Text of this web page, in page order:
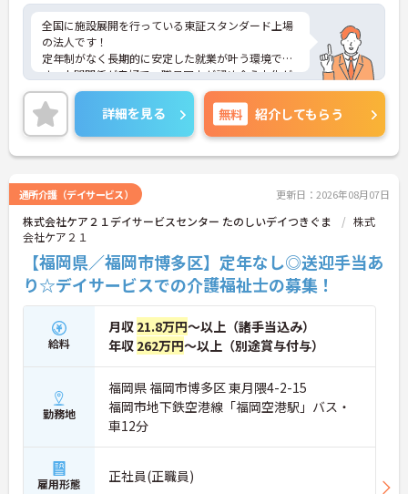
全国に施設展開を行っている東証スタンダード上場
の法人です！
定年制がなく長期的に安定した就業が叶う環境で
す。人間関係が良好で、職員同士が認め合う文化が
根付いています。
ご興味のある方には、面接対策ポイントなど、さら
に詳細をご案内しますのでお気軽にご相談くださ
い！
詳細を見る 無料 紹介してもらう
通所介護（デイサービス） 更新日：2026年08月07日
株式会社ケア２１デイサービスセンター たのしいデイつきぐま
株式
会社ケア２１
【福岡県／福岡市博多区】定年なし◎送迎手当あ
り☆デイサービスでの介護福祉士の募集！
給料
月収 21.8万円～以上（諸手当込み）
年収 262万円～以上（別途賞与付与）
勤務地
福岡県 福岡市博多区 東月隈4-2-15
福岡市地下鉄空港線「福岡空港駅」バス・
車12分
雇用形態 正社員(正職員)